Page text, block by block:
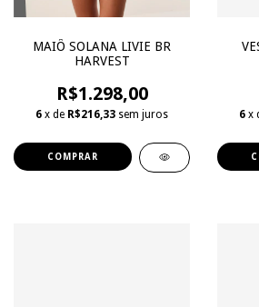
MAIÔ SOLANA LIVIE BR
HARVEST
R$1.298,00
6 x de R$216,33 sem juros
COMPRAR
6 x